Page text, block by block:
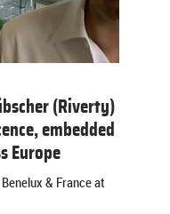
(Riverty)
embedded
Europe
& France at